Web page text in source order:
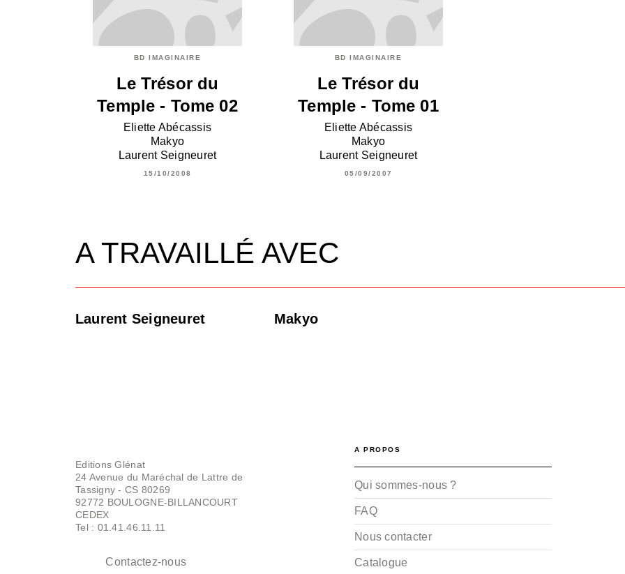
BD IMAGINAIRE
Le Trésor du
Temple - Tome 02
Eliette Abécassis
Makyo
Laurent Seigneuret
15/10/2008
BD IMAGINAIRE
Le Trésor du
Temple - Tome 01
Eliette Abécassis
Makyo
Laurent Seigneuret
05/09/2007
A TRAVAILLÉ AVEC
Laurent Seigneuret Makyo
Editions Glénat
24 Avenue du Maréchal de Lattre de
Tassigny - CS 80269
92772 BOULOGNE-BILLANCOURT
CEDEX
Tel : 01.41.46.11.11
Contactez-nous
A PROPOS
Qui sommes-nous ?
FAQ
Nous contacter
Catalogue